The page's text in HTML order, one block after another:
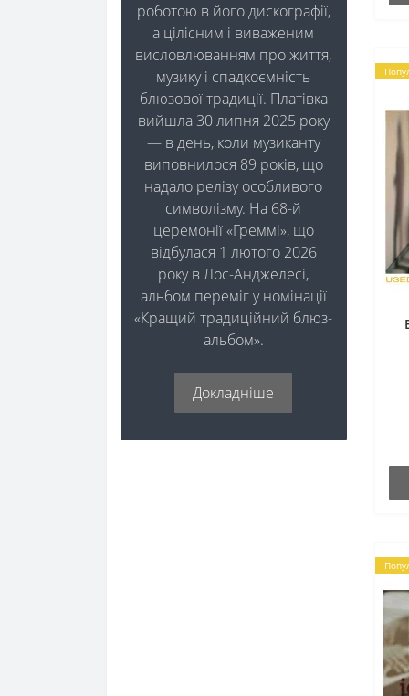
роботою в його дискографії,
а цілісним і виваженим
висловлюванням про життя,
музику і спадкоємність
блюзової традиції. Платівка
вийшла 30 липня 2025 року
— в день, коли музиканту
виповнилося 89 років, що
надало релізу особливого
символізму. На 68-й
церемонії «Греммі», що
відбулася 1 лютого 2026
року в Лос-Анджелесі,
альбом переміг у номінації
«Кращий традиційний блюз-
альбом».
Докладніше